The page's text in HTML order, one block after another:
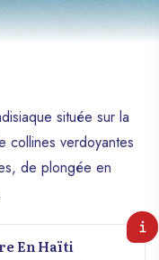
située sur la
collines verdoyantes
de plongée en
En Haïti